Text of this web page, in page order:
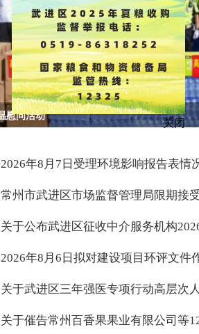
2026年8月7日受理环境影响报告表情
常州市武进区市场监督管理局限期接
关于公布武进区征收中介服务机构
2026年8月6日拟对建设项目环评文件
关于武进区三年强医专项行动高层次
关于催告常州百香果果业有限公司等
关闭